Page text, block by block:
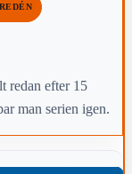
redan efter 15
man serien igen.